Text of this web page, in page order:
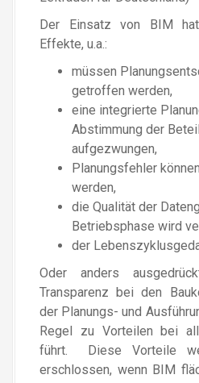
Der Einsatz von BIM
Effekte, u.a.:
müssen
getroffen werden,
eine integrierte
Abstimmung der
aufgezwungen,
Planungsfehler
werden,
die Qualität der
Betriebsphase wird
der
Oder anders
Transparenz bei den
der Planungs- und
Regel zu Vorteilen bei
führt. Diese Vorteile
erschlossen, wenn BIM